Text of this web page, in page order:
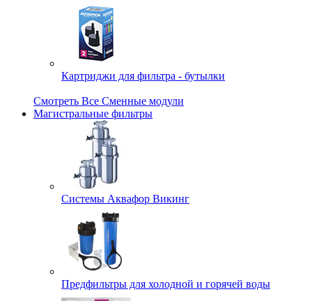
Картриджи для фильтра - бутылки
Смотреть Все Сменные модули
Магистральные фильтры
Системы Аквафор Викинг
Предфильтры для холодной и горячей воды